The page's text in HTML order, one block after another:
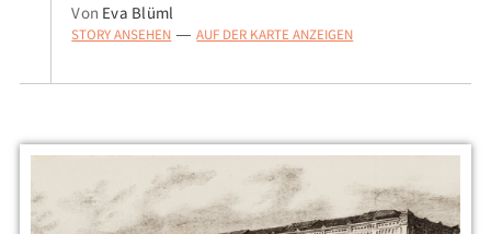
Von Eva Blüml
STORY ANSEHEN — AUF DER KARTE ANZEIGEN